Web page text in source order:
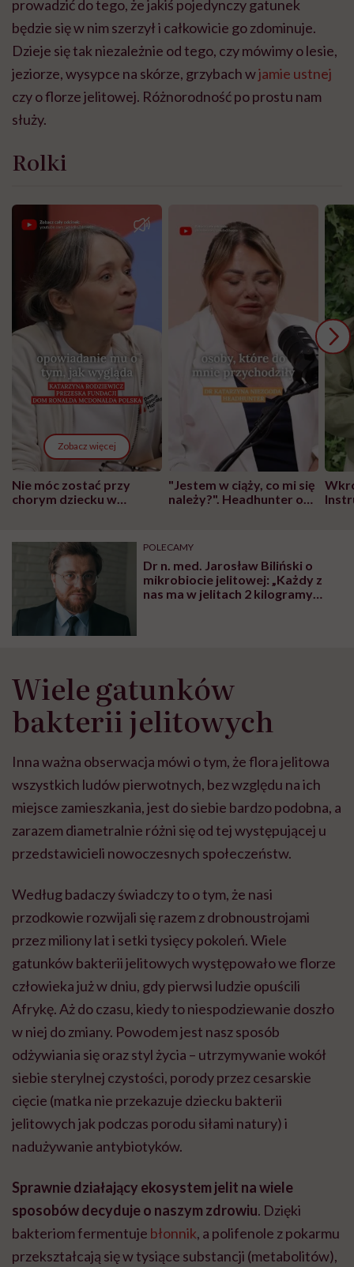
prowadzić do tego, że jakiś pojedynczy gatunek
będzie się w nim szerzył i całkowicie go zdominuje.
Dzieje się tak niezależnie od tego, czy mówimy o lesie,
jeziorze, wysypce na skórze, grzybach wjamie ustnej
czy o florze jelitowej. Różnorodność po prostu nam
służy.
Rolki
Zobacz więcej
Nie móc zostać przy
chorym dziecku w
może chyba tylko
głupota i brak
wyobraźni"
"Jestem w ciąży, co mi się
należy?". Headhunter o
pracy
POLECAMY
Dr n. med. Jarosław Biliński o
mikrobiocie jelitowej: „Każdy z
nas ma w jelitach 2 kilogramy
Wiele gatunków
bakterii jelitowych
Inna ważna obserwacja mówi o tym, że flora jelitowa
wszystkich ludów pierwotnych, bez względu na ich
miejsce zamieszkania, jest do siebie bardzo podobna, a
zarazem diametralnie różni się od tej występującej u
przedstawicieli nowoczesnych społeczeństw.
Według badaczy świadczy to o tym, że nasi
przodkowie rozwijali się razem z drobnoustrojami
przez miliony lat i setki tysięcy pokoleń. Wiele
gatunków bakterii jelitowych występowało we florze
człowieka już w dniu, gdy pierwsi ludzie opuścili
Afrykę. Aż do czasu, kiedy to niespodziewanie doszło
w niej do zmiany. Powodem jest nasz sposób
odżywiania się oraz styl życia – utrzymywanie wokół
siebie sterylnej czystości, porody przez cesarskie
cięcie (matka nie przekazuje dziecku bakterii
jelitowych jak podczas porodu siłami natury) i
nadużywanie antybiotyków.
Sprawnie działający ekosystem jelit na wiele
sposobów decyduje o naszym zdrowiu. Dzięki
bakteriom fermentuje błonnik, a polifenole z pokarmu
przekształcają się w tysiące substancji (metabolitów),